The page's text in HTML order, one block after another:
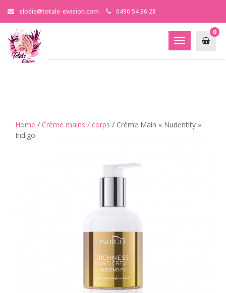
elodie@totale-evasion.com 0490 54 36 28
Toggle
navigation
0
Home / Crème mains / corps / Crème Main « Nudentity »
Indigo